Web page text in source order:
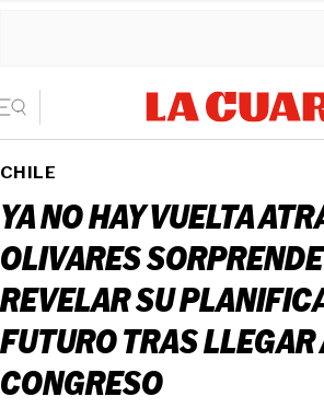
CHILE
YA NO HAY VUELTA
OLIVARES
REVELAR SU
FUTURO TRAS LLEGAR
CONGRESO